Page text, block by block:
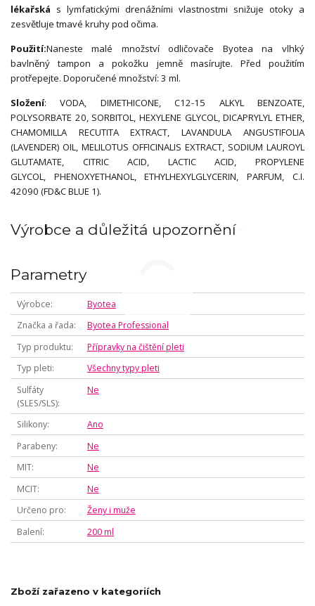
lékařská s lymfatickými drenážními vlastnostmi snižuje otoky a
zesvětluje tmavé kruhy pod očima.
Použití:Naneste malé množství odličovače Byotea na vlhký
bavlněný tampon a pokožku jemně masírujte. Před použitím
protřepejte. Doporučené množství: 3 ml.
Složení: VODA, DIMETHICONE, C12-15 ALKYL BENZOATE,
POLYSORBATE 20, SORBITOL, HEXYLENE GLYCOL, DICAPRYLYL ETHER,
CHAMOMILLA RECUTITA EXTRACT, LAVANDULA ANGUSTIFOLIA
(LAVENDER) OIL, MELILOTUS OFFICINALIS EXTRACT, SODIUM LAUROYL
GLUTAMATE, CITRIC ACID, LACTIC ACID, PROPYLENE
GLYCOL, PHENOXYETHANOL, ETHYLHEXYLGLYCERIN, PARFUM, C.I.
42090 (FD&C BLUE 1).
Výrobce a důležitá upozornění
Parametry
Výrobce
Byotea
Značka a řada
Byotea Professional
Typ produktu
Přípravky na čištění pleti
Typ pleti
Všechny typy pleti
Sulfáty
(SLES/SLS)
Ne
Silikony
Ano
Parabeny
Ne
MIT
Ne
MCIT
Ne
Určeno pro
Ženy i muže
Balení
200 ml
Zboží zařazeno v kategoriích